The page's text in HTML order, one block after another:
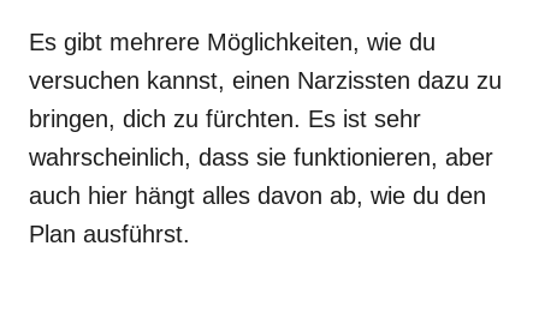
Es gibt mehrere Möglichkeiten, wie du
versuchen kannst, einen Narzissten dazu zu
bringen, dich zu fürchten. Es ist sehr
wahrscheinlich, dass sie funktionieren, aber
auch hier hängt alles davon ab, wie du den
Plan ausführst.